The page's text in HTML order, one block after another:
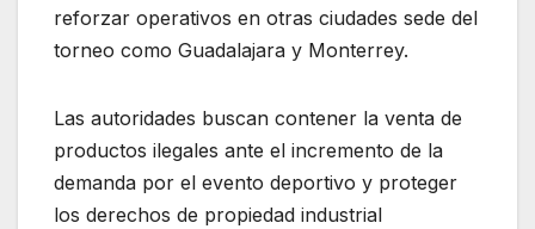
reforzar operativos en otras ciudades sede del
torneo como Guadalajara y Monterrey.
Las autoridades buscan contener la venta de
productos ilegales ante el incremento de la
demanda por el evento deportivo y proteger
los derechos de propiedad industrial